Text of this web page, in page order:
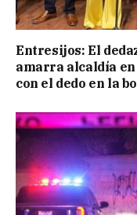
Entresijos: El
amarra alcaldía en
con el dedo en la